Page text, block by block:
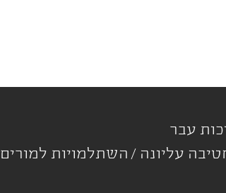
עבר
עליונה
השתלמויות למורים